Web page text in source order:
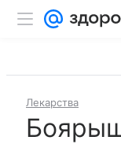
Лекарства